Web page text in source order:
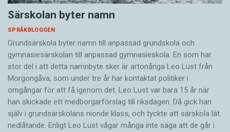
Särskolan byter namn
SPRÅKBLOGGEN
Grundsärskola byter namn till anpassad grundskola och
gymnasiesärskolan till anpassad gymnasieskola. En som har
stor del i att detta namnbyte sker är artonåriga Leo Lust från
Morgongåva, som under tre år har kontaktat politiker i
omgångar för att få igenom det. Leo Lust var bara 15 år när
han skickade ett medborgarförslag till riksdagen. Då gick han
själv i grundsärskolans nionde klass, och tyckte att särskola lät
nedlåtande. Enligt Leo Lust vågar många inte säga att de går i